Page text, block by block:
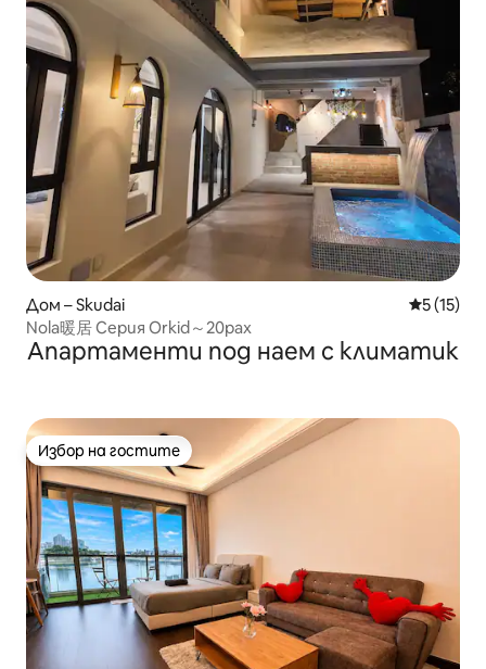
Дом – Skudai Средна
5 (15)
Nola暖居 Серия Orkid～20pax
Апартаменти под наем с климатик
Избор на гостите
Избор на гостите